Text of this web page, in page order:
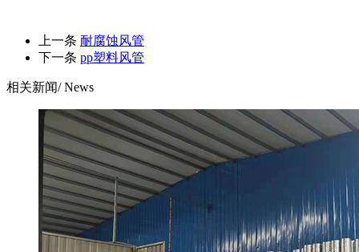
上一条 耐腐蚀风管
下一条 pp塑料风管
相关新闻/ News